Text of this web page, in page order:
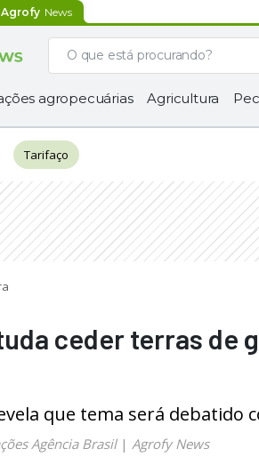
Agrofy News
agropecuárias Agricultura
Tarifaço
ceder terras de
que tema será debatido
Agência Brasil| Agrofy News